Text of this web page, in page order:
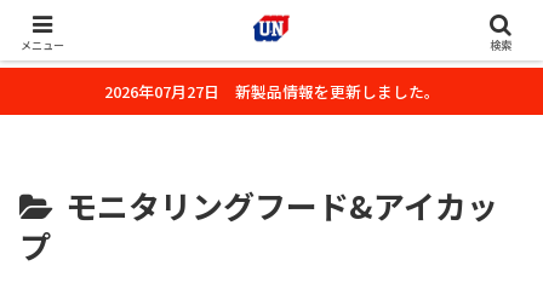
株式会社ユーエヌのオフィシャルホームページです。デジタルカメラ・カメ
ラ・水中撮影用の撮影アクセサリーのご紹介をいたします。
2026年07月27日 新製品情報を更新しました。
モニタリングフード&アイカッ
プ
メニュー 検索